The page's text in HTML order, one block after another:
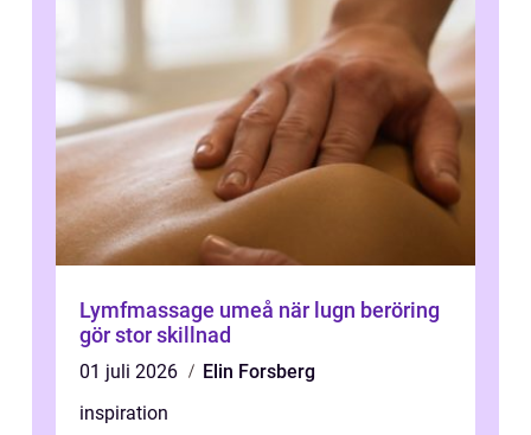
Lymfmassage umeå när lugn beröring
gör stor skillnad
01 juli 2026
Elin Forsberg
inspiration